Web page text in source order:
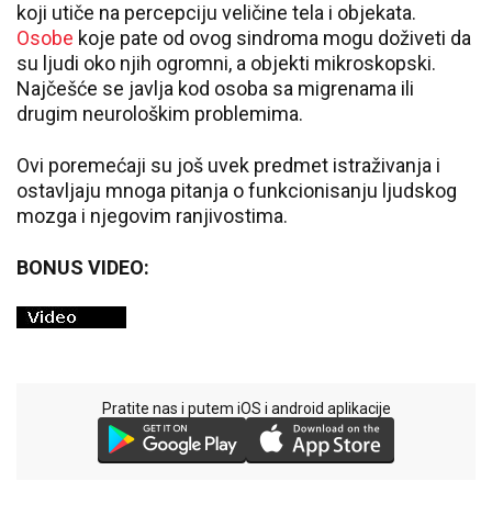
koji utiče na percepciju veličine tela i objekata.
Osobe koje pate od ovog sindroma mogu doživeti da
su ljudi oko njih ogromni, a objekti mikroskopski.
Najčešće se javlja kod osoba sa migrenama ili
drugim neurološkim problemima.
Ovi poremećaji su još uvek predmet istraživanja i
ostavljaju mnoga pitanja o funkcionisanju ljudskog
mozga i njegovim ranjivostima.
BONUS VIDEO:
Pratite nas i putem iOS i android aplikacije